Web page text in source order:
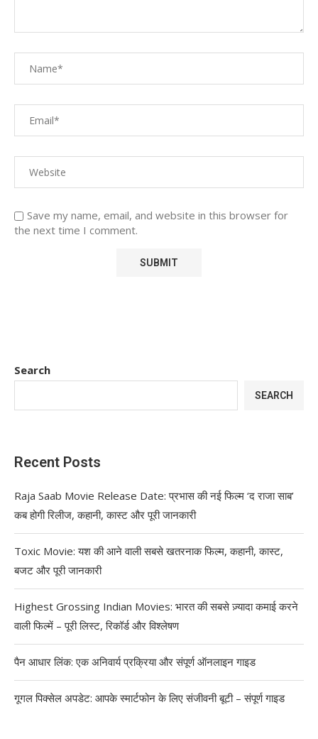
Save my name, email, and website in this browser for
the next time I comment.
Search
SEARCH
Recent Posts
Raja Saab Movie Release Date: प्रभास की नई फिल्म ‘द राजा साब’
कब होगी रिलीज, कहानी, कास्ट और पूरी जानकारी
Toxic Movie: यश की आने वाली सबसे खतरनाक फिल्म, कहानी, कास्ट,
बजट और पूरी जानकारी
Highest Grossing Indian Movies: भारत की सबसे ज़्यादा कमाई करने
वाली फिल्में – पूरी लिस्ट, रिकॉर्ड और विश्लेषण
पैन आधार लिंक: एक अनिवार्य प्रक्रिया और संपूर्ण ऑनलाइन गाइड
गूगल पिक्सेल अपडेट: आपके स्मार्टफोन के लिए संजीवनी बूटी – संपूर्ण गाइड